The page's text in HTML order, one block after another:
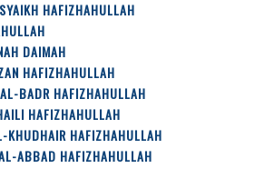
HAFIZHAHULLAH
DAIMAH
HAFIZHAHULLAH
BADR HAFIZHAHULLAH
HAFIZHAHULLAH
KHUDHAIR HAFIZHAHULLAH
ABBAD HAFIZHAHULLAH